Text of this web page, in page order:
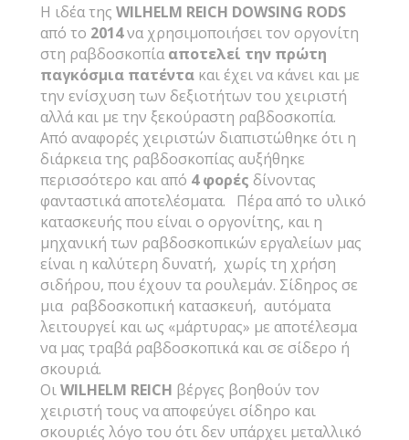
Η ιδέα της WILHELM REICH DOWSING RODS
από το 2014να χρησιμοποιήσει τον οργονίτη
στη ραβδοσκοπία αποτελεί την πρώτη
παγκόσμια πατέντα και έχει να κάνει και με
την ενίσχυση των δεξιοτήτων του χειριστή
αλλά και με την ξεκούραστη ραβδοσκοπία.
Από αναφορές χειριστών διαπιστώθηκε ότι η
διάρκεια της ραβδοσκοπίας αυξήθηκε
περισσότερο και από 4 φορές δίνοντας
φανταστικά αποτελέσματα. Πέρα από το υλικό
κατασκευής που είναι ο οργονίτης, και η
μηχανική των ραβδοσκοπικών εργαλείων μας
είναι η καλύτερη δυνατή, χωρίς τη χρήση
σιδήρου, που έχουν τα ρουλεμάν. Σίδηρος σε
μια ραβδοσκοπική κατασκευή, αυτόματα
λειτουργεί και ως «μάρτυρας» με αποτέλεσμα
να μας τραβά ραβδοσκοπικά και σε σίδερο ή
σκουριά.
ΟιWILHELM REICH βέργες βοηθούν τον
χειριστή τους να αποφεύγει σίδηρο και
σκουριές λόγο του ότι δεν υπάρχει μεταλλικό